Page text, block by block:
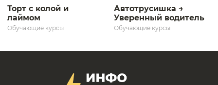
Торт с колой и
лаймом
Обучающие курсы
Автотрусишка →
Уверенный водитель​
Обучающие курсы